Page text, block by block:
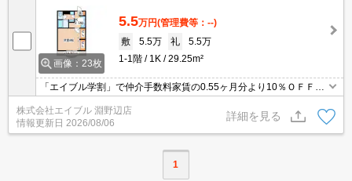
画像：23枚
5.5万円(管理費等：--)
敷
5.5万 礼
5.5万
1-1階
1K 29.25m²
「エイブル学割」で仲介手数料家賃の0.55ヶ月分より10％ＯＦＦ。
2口ガスコンロ設置可。独立洗面化粧台付き。収納たっぷり。室内
に洗濯機置場あり。RC造。1階角部屋。退去時の清掃費実費。
株式会社エイブル 淵野辺店
情報更新日 2026/08/06
詳細を見る
1